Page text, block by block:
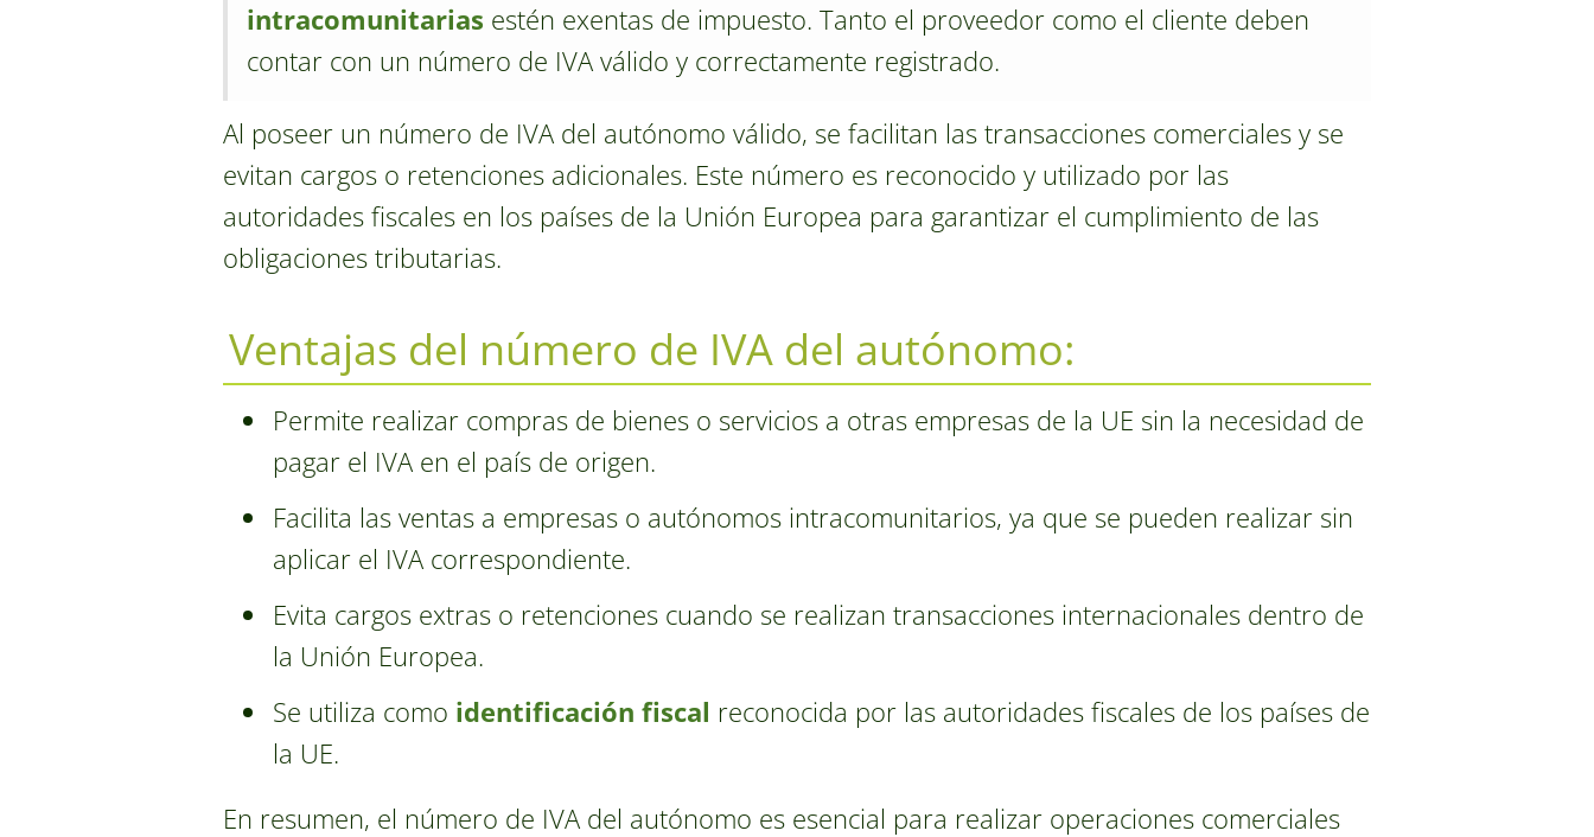
intracomunitarias estén exentas de impuesto. Tanto el proveedor como el cliente deben
contar con un número de IVA válido y correctamente registrado.
Al poseer un número de IVA del autónomo válido, se facilitan las transacciones comerciales y se
evitan cargos o retenciones adicionales. Este número es reconocido y utilizado por las
autoridades fiscales en los países de la Unión Europea para garantizar el cumplimiento de las
obligaciones tributarias.
Ventajas del número de IVA del autónomo:
Permite realizar compras de bienes o servicios a otras empresas de la UE sin la necesidad de
pagar el IVA en el país de origen.
Facilita las ventas a empresas o autónomos intracomunitarios, ya que se pueden realizar sin
aplicar el IVA correspondiente.
Evita cargos extras o retenciones cuando se realizan transacciones internacionales dentro de
la Unión Europea.
Se utiliza como identificación fiscal reconocida por las autoridades fiscales de los países de
la UE.
En resumen, el número de IVA del autónomo es esencial para realizar operaciones comerciales